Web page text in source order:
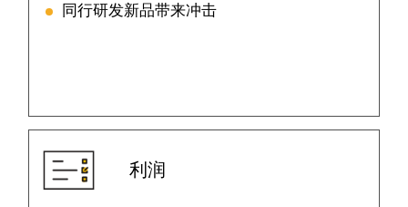
同行研发新品带来冲击
利润